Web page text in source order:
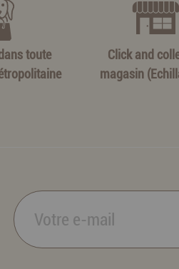
toute
Click and
magasin